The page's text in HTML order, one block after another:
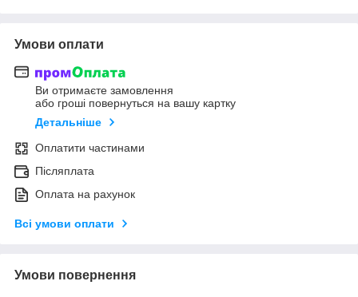
Умови оплати
Ви отримаєте замовлення
або гроші повернуться на вашу картку
Детальніше
Оплатити частинами
Післяплата
Оплата на рахунок
Всі умови оплати
Умови повернення